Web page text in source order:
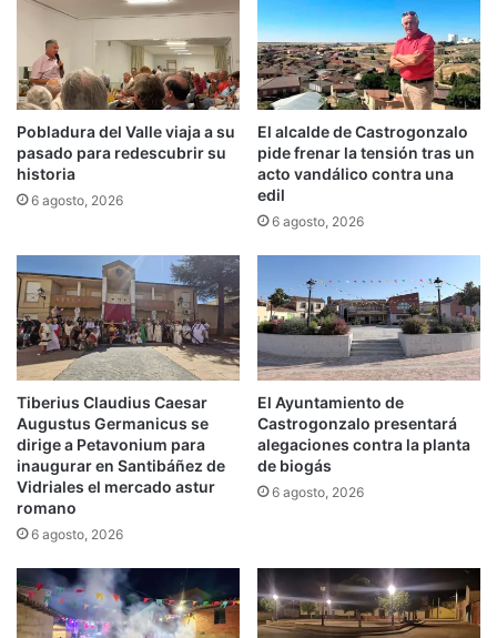
Pobladura del Valle viaja a su
pasado para redescubrir su
historia
6 agosto, 2026
El alcalde de Castrogonzalo
pide frenar la tensión tras un
acto vandálico contra una
edil
6 agosto, 2026
Tiberius Claudius Caesar
Augustus Germanicus se
dirige a Petavonium para
inaugurar en Santibáñez de
Vidriales el mercado astur
romano
6 agosto, 2026
El Ayuntamiento de
Castrogonzalo presentará
alegaciones contra la planta
de biogás
6 agosto, 2026